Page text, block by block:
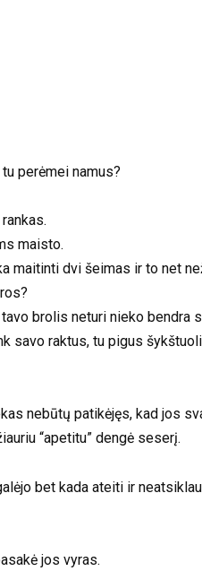
perėmei namus?
maisto.
maitinti dvi šeimas ir to net
brolis neturi nieko bendra
raktus, tu pigus
nebūtų patikėjęs, kad jos
“apetitu” dengė seserį.
bet kada ateiti ir
jos vyras.